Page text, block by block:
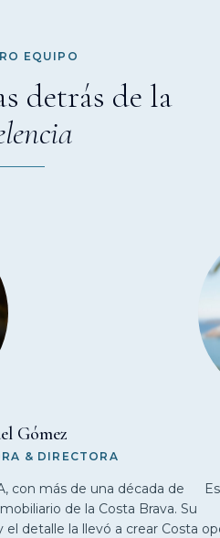
EQUIPO
detrás de la
Gómez
& DIRECTORA
con más de una década de
de la Costa Brava. Su
detalle la llevó a crear Costa